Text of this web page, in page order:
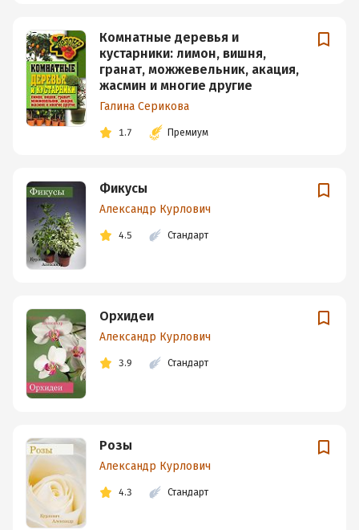
Комнатные деревья и
кустарники: лимон, вишня,
гранат, можжевельник, акация,
жасмин и многие другие
Галина Серикова
1.7 Премиум
Фикусы
Александр Курлович
4.5 Стандарт
Орхидеи
Александр Курлович
3.9 Стандарт
Розы
Александр Курлович
4.3 Стандарт